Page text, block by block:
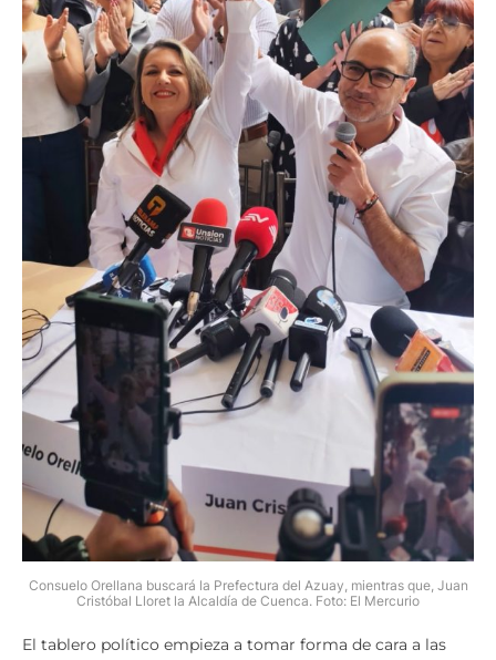
Consuelo Orellana buscará la Prefectura del Azuay, mientras que, Juan
Cristóbal Lloret la Alcaldía de Cuenca. Foto: El Mercurio
El tablero político empieza a tomar forma de cara a las